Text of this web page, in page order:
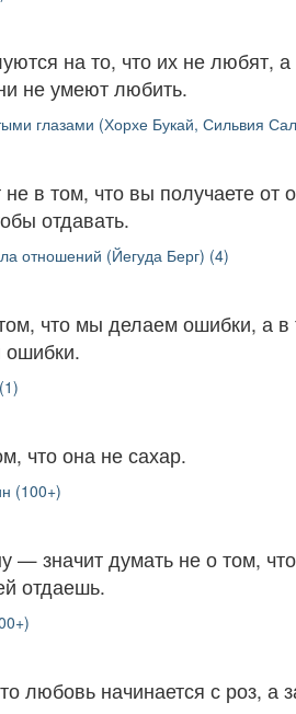
на то, что их не любят,
не умеют любить.
глазами (Хорхе Букай, Сильвия
в том, что вы получаете
отдавать.
отношений (Йегуда Берг) (4)
что мы делаем ошибки, а
что она не сахар.
(100+)
— значит думать не о том,
отдаешь.
любовь начинается с роз, а